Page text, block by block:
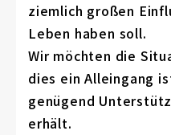
ziemlich großen
Leben haben soll.
Wir möchten die
dies ein Alleingang
genügend
erhält.